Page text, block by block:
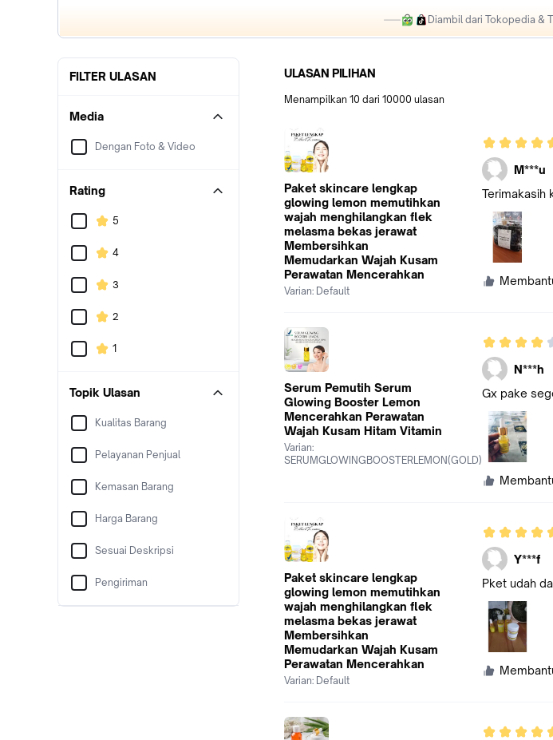
Diambil dari Tokopedia &
FILTER ULASAN
Media
Dengan Foto & Video
Rating
5
4
3
2
1
Topik Ulasan
Kualitas Barang
Pelayanan Penjual
Kemasan Barang
Harga Barang
Sesuai Deskripsi
Pengiriman
ULASAN PILIHAN
Menampilkan 10 dari 10000 ulasan
Paket skincare lengkap
glowing lemon memutihkan
wajah menghilangkan flek
melasma bekas jerawat
Membersihkan
Memudarkan Wajah Kusam
Perawatan Mencerahkan
Varian: Default
M***u
Terimakasih
Serum Pemutih Serum
Glowing Booster Lemon
Mencerahkan Perawatan
Wajah Kusam Hitam Vitamin
Varian:
SERUMGLOWINGBOOSTERLEMON(GOLD)
N***h
Gx pake
Paket skincare lengkap
glowing lemon memutihkan
wajah menghilangkan flek
melasma bekas jerawat
Membersihkan
Memudarkan Wajah Kusam
Perawatan Mencerahkan
Varian: Default
Y***f
Pket udah